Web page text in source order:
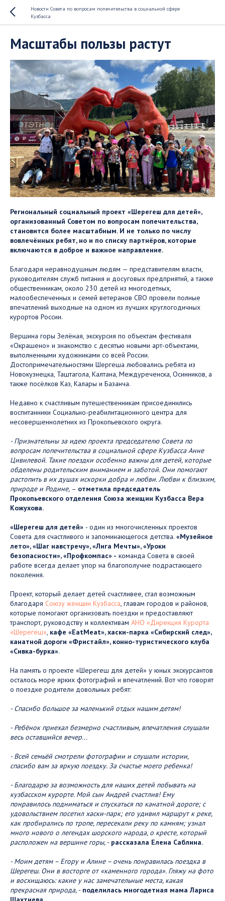
Новости Совета по вопросам попечительства в социальной сфере
Кузбасса
Масштабы пользы растут
Региональный социальный проект «Шерегеш для детей»,
организованный Советом по вопросам попечительства,
становится более масштабным. И не только по числу
вовлечённых ребят, но и по списку партнёров, которые
включаются в доброе и важное направление.
Благодаря неравнодушным людям — представителям власти,
руководителям служб питания и досуговых предприятий, а также
общественникам, около 230 детей из многодетных,
малообеспеченных и семей ветеранов СВО провели полные
впечатлений выходные на одном из лучших круглогодичных
курортов России.
Вершина горы Зелёная, экскурсия по объектам фестиваля
«Окрашено» и знакомство с десятью новыми арт-объектами,
выполненными художниками со всей России.
Достопримечательностями Шергеша любовались ребята из
Новокузнецка, Таштагола, Калтана, Междуреченска, Осинников, а
также посёлков Каз, Калары и Базанча.
Недавно к счастливым путешественникам присоединились
воспитанники Социально-реабилитационного центра для
несовершеннолетних из Прокопьевского округа.
- Признательны за идею проекта председателю Совета по
вопросам попечительства в социальной сфере Кузбасса Анне
Цивилевой. Такие поездки особенно важны для детей, которые
обделены родительским вниманием и заботой. Они помогают
растопить в их душах искорки добра и любви. Любви к близким,
природе и Родине, – отметила председатель
Прокопьевского отделения Союза женщин Кузбасса Вера
Кожухова.
«Шерегеш для детей» - один из многочисленных проектов
Совета для счастливого и запоминающегося детства. «Музейное
лето», «Шаг навстречу», «Лига Мечты», «Уроки
безопасности», «Профкомпас» - команда Совета в своей
работе всегда делает упор на благополучие подрастающего
поколения.
Проект, который делает детей счастливее, стал возможным
благодаря Союзу женщин Кузбасса, главам городов и районов,
которые помогают организовать поездки и предоставляют
транспорт, руководству и коллективам АНО «Дирекция Курорта
«Шерегеш», кафе «EatMeat», хаски-парка «Сибирский след»,
канатной дороги «Фристайл», конно-туристического клуба
«Сивка-бурка».
На память о проекте «Шерегеш для детей» у юных экскурсантов
осталось море ярких фотографий и впечатлений. Вот что говорят
о поездке родители довольных ребят:
- Спасибо большое за маленький отдых нашим детям!
- Ребёнок приехал безмерно счастливым, впечатления слушали
весь оставшийся вечер...
- Всей семьёй смотрели фотографии и слушали истории,
спасибо вам за яркую поездку. За счастье моего ребенка!
- Благодарю за возможность для наших детей побывать на
кузбасском курорте. Мой сын Андрей счастлив! Ему
понравилось подниматься и спускаться по канатной дороге; с
удовольствием посетил хаски-парк; его удивил маршрут к реке,
как пробирались по тропе, пересекали реку по камням; узнал
много нового о легендах шорского народа, о кресте, который
расположен на вершине горы, - рассказала Елена Саблина.
- Моим детям – Егору и Алине – очень понравилась поездка в
Шерегеш. Они в восторге от «каменного города». Гляжу на фото
и восхищаюсь: какие у нас замечательные места, какая
прекрасная природа, - поделилась многодетная мама Лариса